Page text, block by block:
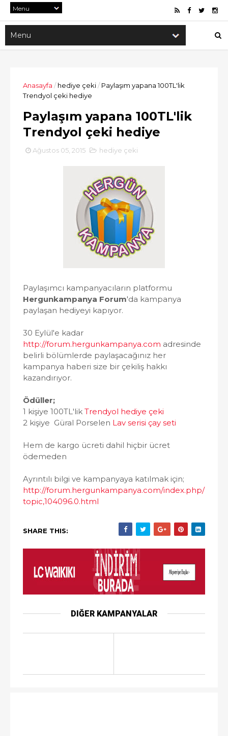
Anasayfa / hediye çeki/ Paylaşım yapana 100TL'lik
Trendyol çeki hediye
Paylaşım yapana 100TL'lik
Trendyol çeki hediye
Ağustos 05, 2015 hediye çeki
Paylaşımcı kampanyacıların platformu
Hergunkampanya Forum'da kampanya
paylaşan hediyeyi kapıyor.
30 Eylül'e kadar
http://forum.hergunkampanya.com adresinde
belirli bölümlerde paylaşacağınız her
kampanya haberi size bir çekiliş hakkı
kazandırıyor.
Ödüller;
1 kişiye 100TL'lik Trendyol hediye çeki
2 kişiye Güral Porselen Lav serisi çay seti
Hem de kargo ücreti dahil hiçbir ücret
ödemeden
Ayrıntılı bilgi ve kampanyaya katılmak için;
http://forum.hergunkampanya.com/index.php/
topic,104096.0.html
SHARE THIS:
DIĞER KAMPANYALAR